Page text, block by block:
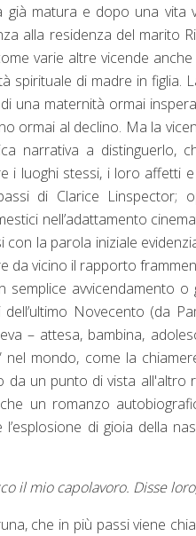
matura e dopo una vita
alla residenza del marito
varie altre vicende
spirituale di madre in
una maternità ormai
ormai al declino. Ma la
narrativa a distinguerlo,
i luoghi stessi, i loro affetti
di Clarice Linspector;
nell’adattamento
con la parola iniziale
da vicino il rapporto
avvicendamento
Novecento (da
– attesa, bambina,
mondo, come la
da un punto di vista
un romanzo
di gioia della
il mio capolavoro. Disse
che in più passi viene